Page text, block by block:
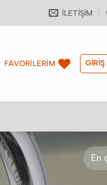
İLETIŞIM
FAVORİLERİM